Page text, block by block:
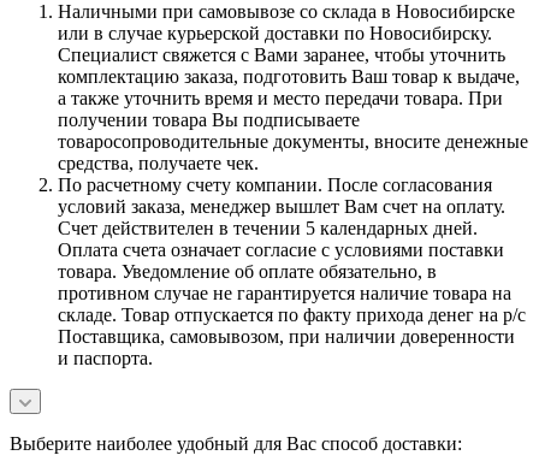
Наличными при самовывозе со склада в Новосибирске
или в случае курьерской доставки по Новосибирску.
Специалист свяжется с Вами заранее, чтобы уточнить
комплектацию заказа, подготовить Ваш товар к выдаче,
а также уточнить время и место передачи товара. При
получении товара Вы подписываете
товаросопроводительные документы, вносите денежные
средства, получаете чек.
По расчетному счету компании. После согласования
условий заказа, менеджер вышлет Вам счет на оплату.
Счет действителен в течении 5 календарных дней.
Оплата счета означает согласие с условиями поставки
товара. Уведомление об оплате обязательно, в
противном случае не гарантируется наличие товара на
складе. Товар отпускается по факту прихода денег на р/с
Поставщика, самовывозом, при наличии доверенности
и паспорта.
Выберите наиболее удобный для Вас способ доставки: